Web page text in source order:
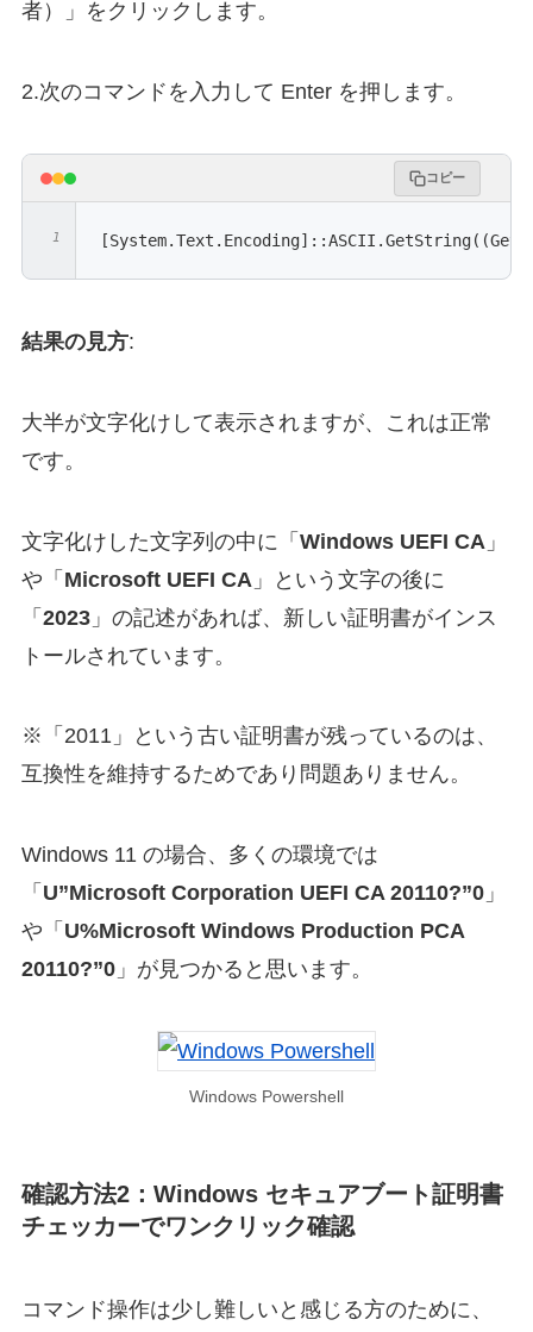
者）」をクリックします。
2.次のコマンドを入力して Enter を押します。
コピー
[System.Text.Encoding]::ASCII.GetString((Get-
結果の見方:
大半が文字化けして表示されますが、これは正常
です。
文字化けした文字列の中に「 Windows UEFI CA 」
や「 Microsoft UEFI CA 」という文字の後に
「 2023」の記述があれば、新しい証明書がインス
トールされています。
※「2011」という古い証明書が残っているのは、
互換性を維持するためであり問題ありません。
Windows 11 の場合、多くの環境では
「 U”Microsoft Corporation UEFI CA 20110?”0」
や「 U%Microsoft Windows Production PCA
20110?”0」が見つかると思います。
Windows Powershell
確認方法2：Windows セキュアブート証明書
チェッカーでワンクリック確認
コマンド操作は少し難しいと感じる方のために、